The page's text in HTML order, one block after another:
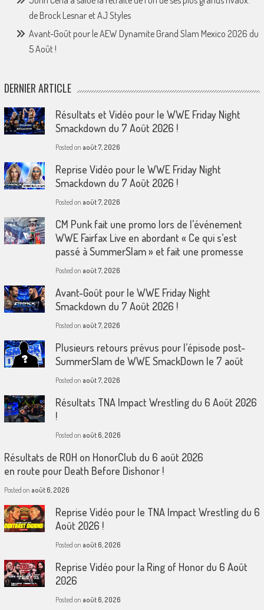
de Brock Lesnar et AJ Styles
Avant-Goût pour le AEW Dynamite Grand Slam Mexico 2026 du
5 Août !
DERNIER ARTICLE
Résultats et Vidéo pour le WWE Friday Night
Smackdown du 7 Août 2026 !
Posted on août 7, 2026
Reprise Vidéo pour le WWE Friday Night
Smackdown du 7 Août 2026 !
Posted on août 7, 2026
CM Punk fait une promo lors de l’événement
WWE Fairfax Live en abordant « Ce qui s’est
passé à SummerSlam » et fait une promesse
Posted on août 7, 2026
Avant-Goût pour le WWE Friday Night
Smackdown du 7 Août 2026 !
Posted on août 7, 2026
Plusieurs retours prévus pour l’épisode post-
SummerSlam de WWE SmackDown le 7 août
Posted on août 7, 2026
Résultats TNA Impact Wrestling du 6 Août 2026
!
Posted on août 6, 2026
Résultats de ROH on HonorClub du 6 août 2026
en route pour Death Before Dishonor !
Posted on août 6, 2026
Reprise Vidéo pour le TNA Impact Wrestling du 6
Août 2026 !
Posted on août 6, 2026
Reprise Vidéo pour la Ring of Honor du 6 Août
2026
Posted on août 6, 2026